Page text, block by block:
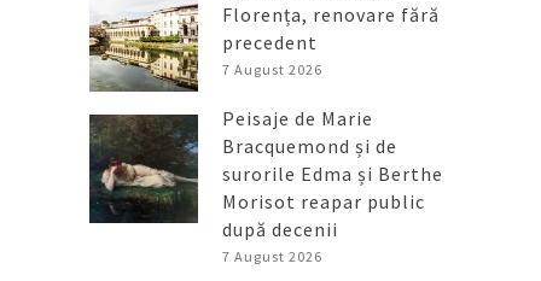
Florența, renovare fără
precedent
7 August 2026
Peisaje de Marie
Bracquemond și de
surorile Edma și Berthe
Morisot reapar public
după decenii
7 August 2026